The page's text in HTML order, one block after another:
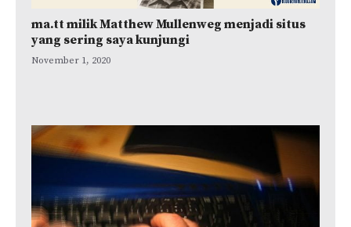
ma.tt milik Matthew Mullenweg menjadi situs
yang sering saya kunjungi
November 1, 2020